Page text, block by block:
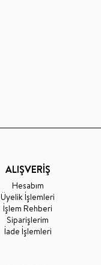
ALIŞVERİŞ
Hesabım
Üyelik İşlemleri
İşlem Rehberi
Siparişlerim
İade İşlemleri